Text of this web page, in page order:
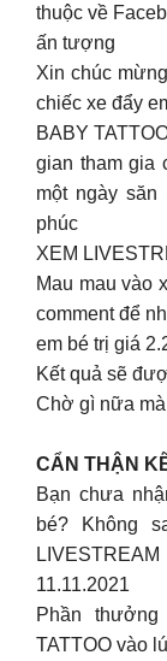
thuộc về
ấn tượng
Xin chúc
chiếc xe đẩy
BABY
gian tham gia
một ngày
phúc
XEM
Mau mau vào
comment để
em bé trị giá
Kết quả sẽ
Chờ gì nữa
CẨN THẬN
Bạn chưa
bé? Không
11.11.2021
Phần
TATTOO vào